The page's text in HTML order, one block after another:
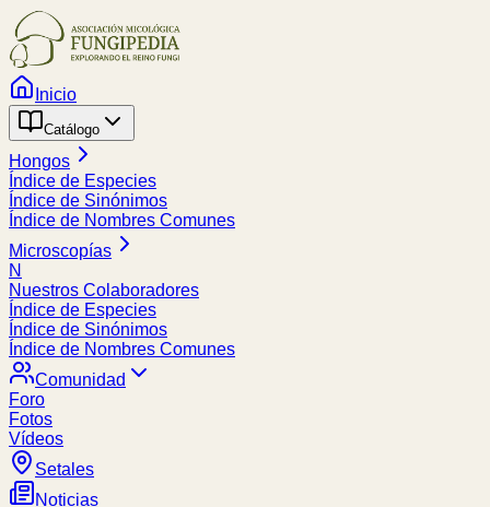
Inicio
Catálogo
Hongos
Índice de Especies
Índice de Sinónimos
Índice de Nombres Comunes
Microscopías
N
Nuestros Colaboradores
Índice de Especies
Índice de Sinónimos
Índice de Nombres Comunes
Comunidad
Foro
Fotos
Vídeos
Setales
Noticias